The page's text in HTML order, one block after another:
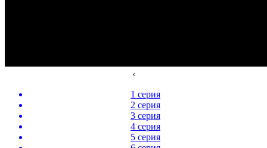
‹
1 серия
2 серия
3 серия
4 серия
5 серия